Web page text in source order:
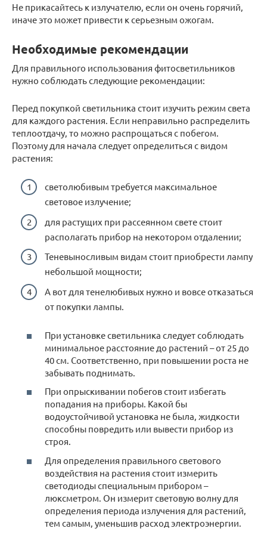
Не прикасайтесь к излучателю, если он очень горячий,
иначе это может привести к серьезным ожогам.
Необходимые рекомендации
Для правильного использования фитосветильников
нужно соблюдать следующие рекомендации:
Перед покупкой светильника стоит изучить режим света
для каждого растения. Если неправильно распределить
теплоотдачу, то можно распрощаться с побегом.
Поэтому для начала следует определиться с видом
растения:
светолюбивым требуется максимальное
световое излучение;
для растущих при рассеянном свете стоит
располагать прибор на некотором отдалении;
Теневыносливым видам стоит приобрести лампу
небольшой мощности;
А вот для тенелюбивых нужно и вовсе отказаться
от покупки лампы.
При установке светильника следует соблюдать
минимальное расстояние до растений – от 25 до
40 см. Соответственно, при повышении роста не
забывать поднимать.
При опрыскивании побегов стоит избегать
попадания на приборы. Какой бы
водоустойчивой установка не была, жидкости
способны повредить или вывести прибор из
строя.
Для определения правильного светового
воздействия на растения стоит измерить
светодиоды специальным прибором –
люксметром. Он измерит световую волну для
определения периода излучения для растений,
тем самым, уменьшив расход электроэнергии.